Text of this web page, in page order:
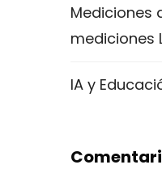
Mediciones
mediciones
IA y